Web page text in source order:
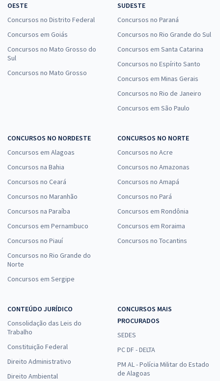
OESTE
Concursos no Distrito Federal
Concursos em Goiás
Concursos no Mato Grosso do
Sul
Concursos no Mato Grosso
SUDESTE
Concursos no Paraná
Concursos no Rio Grande do Sul
Concursos em Santa Catarina
Concursos no Espírito Santo
Concursos em Minas Gerais
Concursos no Rio de Janeiro
Concursos em São Paulo
CONCURSOS NO NORDESTE
Concursos em Alagoas
Concursos na Bahia
Concursos no Ceará
Concursos no Maranhão
Concursos na Paraíba
Concursos em Pernambuco
Concursos no Piauí
Concursos no Rio Grande do
Norte
Concursos em Sergipe
CONCURSOS NO NORTE
Concursos no Acre
Concursos no Amazonas
Concursos no Amapá
Concursos no Pará
Concursos em Rondônia
Concursos em Roraima
Concursos no Tocantins
CONTEÚDO JURÍDICO
Consolidação das Leis do
Trabalho
Constituição Federal
Direito Administrativo
Direito Ambiental
CONCURSOS MAIS
PROCURADOS
SEDES
PC DF - DELTA
PM AL - Polícia Militar do Estado
de Alagoas